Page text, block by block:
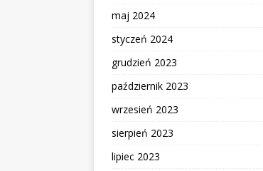
maj 2024
styczeń 2024
grudzień 2023
październik 2023
wrzesień 2023
sierpień 2023
lipiec 2023